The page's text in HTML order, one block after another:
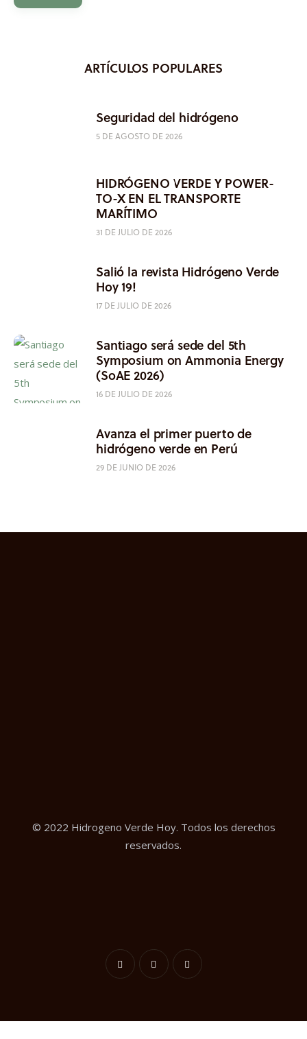
ARTÍCULOS POPULARES
Seguridad del hidrógeno
5 DE AGOSTO DE 2026
HIDRÓGENO VERDE Y POWER-
TO-X EN EL TRANSPORTE
MARÍTIMO
31 DE JULIO DE 2026
Salió la revista Hidrógeno Verde
Hoy 19!
17 DE JULIO DE 2026
Santiago será sede del 5th
Symposium on Ammonia Energy
(SoAE 2026)
16 DE JULIO DE 2026
Avanza el primer puerto de
hidrógeno verde en Perú
29 DE JUNIO DE 2026
© 2022 Hidrogeno Verde Hoy. Todos los derechos
reservados.